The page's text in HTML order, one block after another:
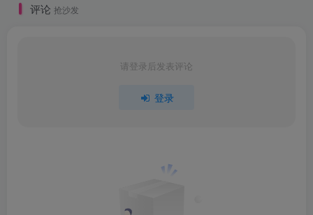
评论 抢沙发
请登录后发表评论
登录